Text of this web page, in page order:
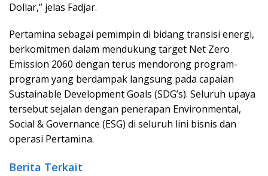
Dollar,” jelas Fadjar.
Pertamina sebagai pemimpin di bidang transisi energi,
berkomitmen dalam mendukung target Net Zero
Emission 2060 dengan terus mendorong program-
program yang berdampak langsung pada capaian
Sustainable Development Goals (SDG’s). Seluruh upaya
tersebut sejalan dengan penerapan Environmental,
Social & Governance (ESG) di seluruh lini bisnis dan
operasi Pertamina.
Berita Terkait